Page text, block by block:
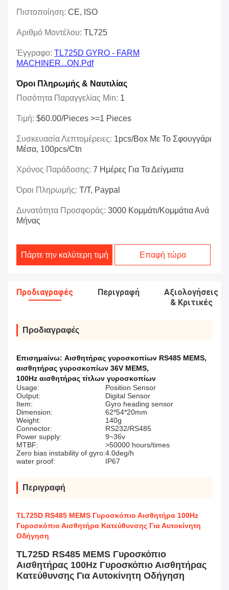
Πιστοποίηση: CE, ISO
Αριθμό Μοντέλου: TL725
Έγγραφο: TL725D GYRO - FARM
MACHINER...ON.pdf
Όροι Πληρωμής & Ναυτιλίας
Ποσότητα Παραγγελίας Min: 1
Τιμή: $60.00/Pieces >=1 Pieces
Συσκευασία Λεπτομέρειες: 1pcs/box Με Το Σφουγγάρι
Μέσα, 100pcs/ctn
Χρόνος Παράδοσης: 7 Ημέρες Για Τα Δείγματα
Όροι Πληρωμής: T/T, Paypal
Δυνατότητα Προσφοράς: 3000 Κομμάτι/κομμάτια Ανά
Μήνας
Πάρτε την καλύτερη τιμή Επαφή τώρα
Προδιαγραφές Περιγραφή
Αξιολογήσεις
& Κριτικές
Προδιαγραφές
Επισημαίνω: Αισθητήρας γυροσκοπίων RS485 MEMS,
αισθητήρας γυροσκοπίων 36V MEMS,
100Hz αισθητήρας τίτλων γυροσκοπίων
Usage:
Position Sensor
Output:
Digital Sensor
Item:
Gyro heading sensor
Dimension:
62*54*20mm
Weight:
140g
Connector:
RS232/RS485
Power supply:
9~36v
MTBF:
>50000 hours/times
Zero bias instability of gyro:4.0deg/h
water proof:
IP67
Περιγραφή
TL725D RS485 MEMS Γυροσκόπιο Αισθητήρα 100Hz
Γυροσκόπιο Αισθητήρα Κατεύθυνσης Για Αυτοκίνητη
Οδήγηση
TL725D RS485 MEMS Γυροσκόπιο
Αισθητήρας 100Hz Γυροσκόπιο Αισθητήρας
Κατεύθυνσης Για Αυτοκίνητη Οδήγηση